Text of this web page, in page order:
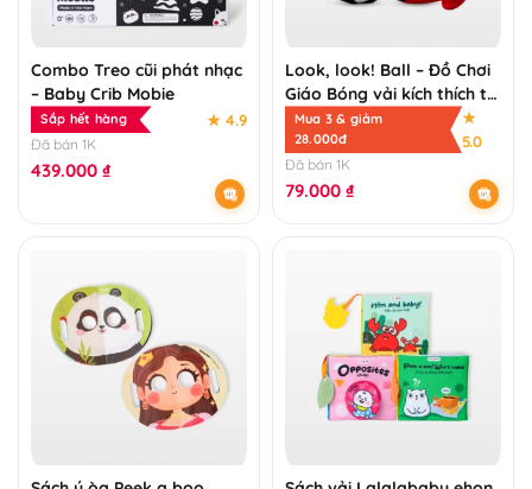
Combo Treo cũi phát nhạc
– Baby Crib Mobie
Sắp hết hàng ★ 4.9
Đã bán 1K
439.000 ₫
Look, look! Ball – Đồ Chơi
Giáo Bóng vải kích thích thị
giác giáo dục sớm cho trẻ
– bé 0 1 tuổi
Mua 3 & giảm
28.000đ
★
5.0
Đã bán 1K
79.000 ₫